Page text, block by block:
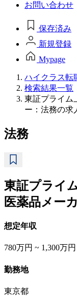
お問い合わせ
保存済み
新規登録
Mypage
ハイクラス転
検索結果一覧
東証プライ
ー：法務の求
法務
東証プライ
医薬品メー
想定年収
780万円 ~ 1,300万円
勤務地
東京都